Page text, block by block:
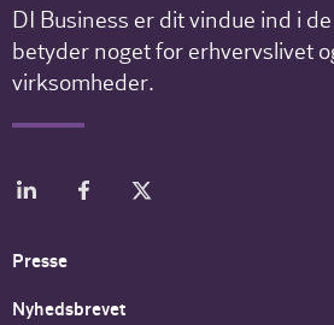
DI Business er dit vindue ind i
betyder noget for erhvervslivet
virksomheder.
Presse
Nyhedsbrevet